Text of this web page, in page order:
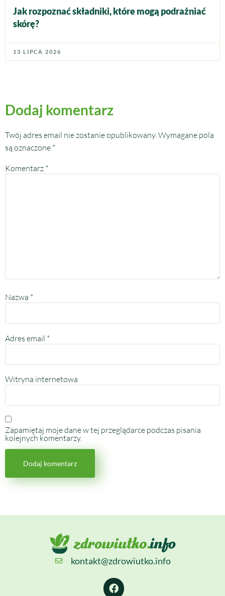
Jak rozpoznać składniki, które mogą podrażniać
skórę?
13 LIPCA 2026
Dodaj komentarz
Twój adres email nie zostanie opublikowany. Wymagane pola
są oznaczone *
Komentarz *
Nazwa *
Adres email *
Witryna internetowa
Zapamiętaj moje dane w tej przeglądarce podczas pisania
kolejnych komentarzy.
kontakt@zdrowiutko.info